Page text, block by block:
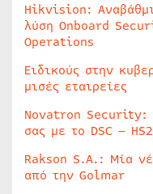
Hikvision:
λύση Onboard
Operations
Ειδικούς στην
μισές εταιρείες
Novatron Security:
σας με το DSC –
Rakson S.A.: Μία
από την Golmar